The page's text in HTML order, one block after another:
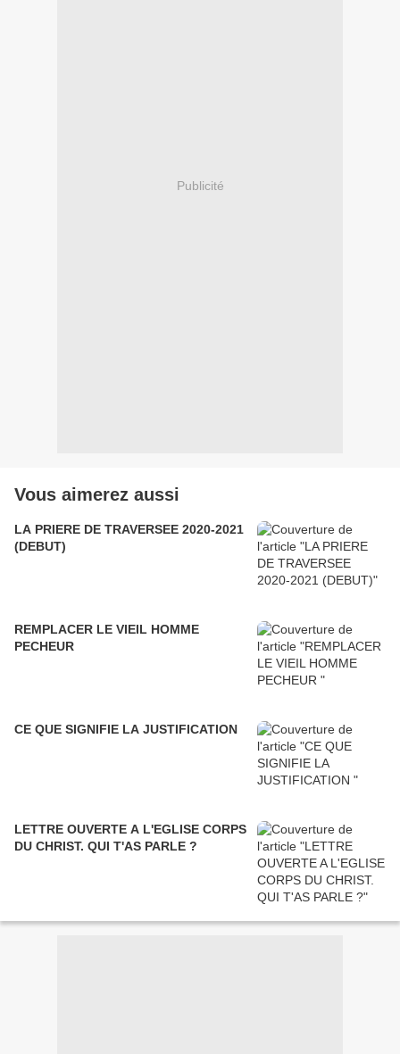
Publicité
Vous aimerez aussi
LA PRIERE DE TRAVERSEE 2020-2021
(DEBUT)
REMPLACER LE VIEIL HOMME
PECHEUR
CE QUE SIGNIFIE LA JUSTIFICATION
LETTRE OUVERTE A L'EGLISE CORPS
DU CHRIST. QUI T'AS PARLE ?